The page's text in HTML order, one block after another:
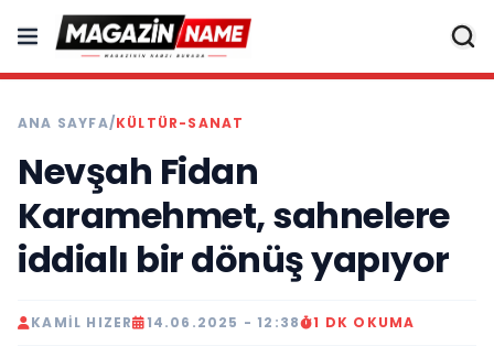
ANA SAYFA/KÜLTÜR-SANAT
Nevşah Fidan
Karamehmet, sahnelere
iddialı bir dönüş yapıyor
KAMIL HIZER 14.06.2025 - 12:38 1 DK OKUMA